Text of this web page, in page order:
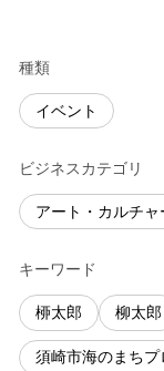
種類
イベント
ビジネスカテゴリ
アート・カルチャ
キーワード
桺太郎 柳太郎
須崎市海のまちプ